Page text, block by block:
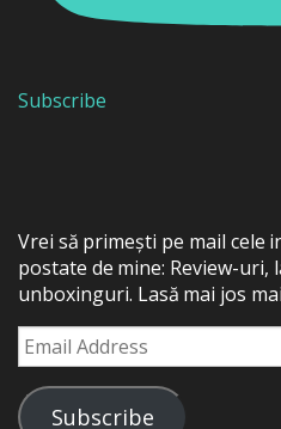
Subscribe
Vrei să primești pe mail cele
postate de mine: Review-uri,
unboxinguri. Lasă mai jos
Email
Address
Subscribe